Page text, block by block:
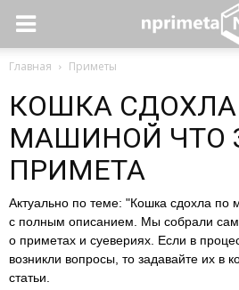
Главная Приметы
КОШКА
МАШИНОЙ ЧТО
ПРИМЕТА
Актуально по теме: "Кошка сдохла по
с полным описанием. Мы собрали
о приметах и суевериях. Если в
возникли вопросы, то задавайте их в
статьи.